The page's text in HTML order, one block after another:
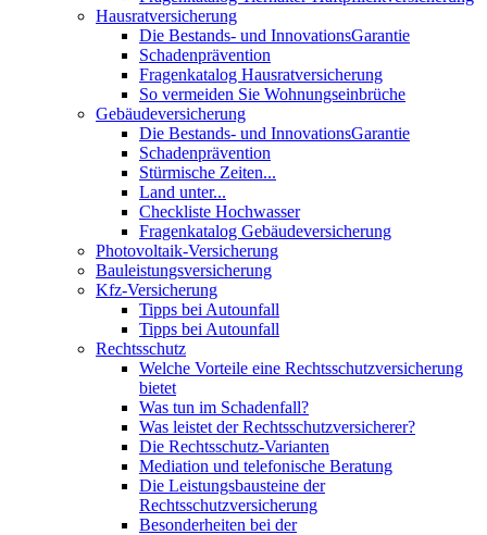
Hausratversicherung
Die Bestands- und InnovationsGarantie
Schadenprävention
Fragenkatalog Hausratversicherung
So vermeiden Sie Wohnungseinbrüche
Gebäudeversicherung
Die Bestands- und InnovationsGarantie
Schadenprävention
Stürmische Zeiten...
Land unter...
Checkliste Hochwasser
Fragenkatalog Gebäudeversicherung
Photovoltaik-Versicherung
Bauleistungsversicherung
Kfz-Versicherung
Tipps bei Autounfall
Tipps bei Autounfall
Rechtsschutz
Welche Vorteile eine Rechtsschutzversicherung
bietet
Was tun im Schadenfall?
Was leistet der Rechtsschutzversicherer?
Die Rechtsschutz-Varianten
Mediation und telefonische Beratung
Die Leistungsbausteine der
Rechtsschutzversicherung
Besonderheiten bei der